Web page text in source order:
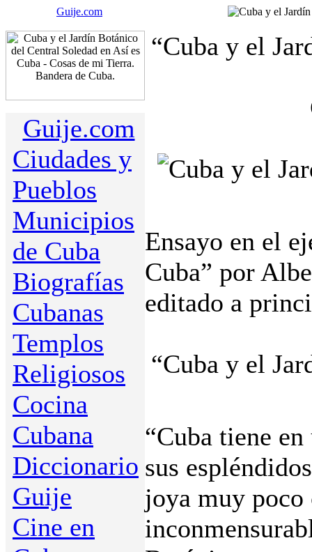
Guije.com
Guije.com
Ciudades y
Pueblos
Municipios
de Cuba
Biografías
Cubanas
Templos
Religiosos
Cocina
Cubana
Diccionario
Guije
Cine en
“Cuba y el
Ensayo en el
Cuba” por
editado a
“Cuba y el
“Cuba tiene
sus
joya muy